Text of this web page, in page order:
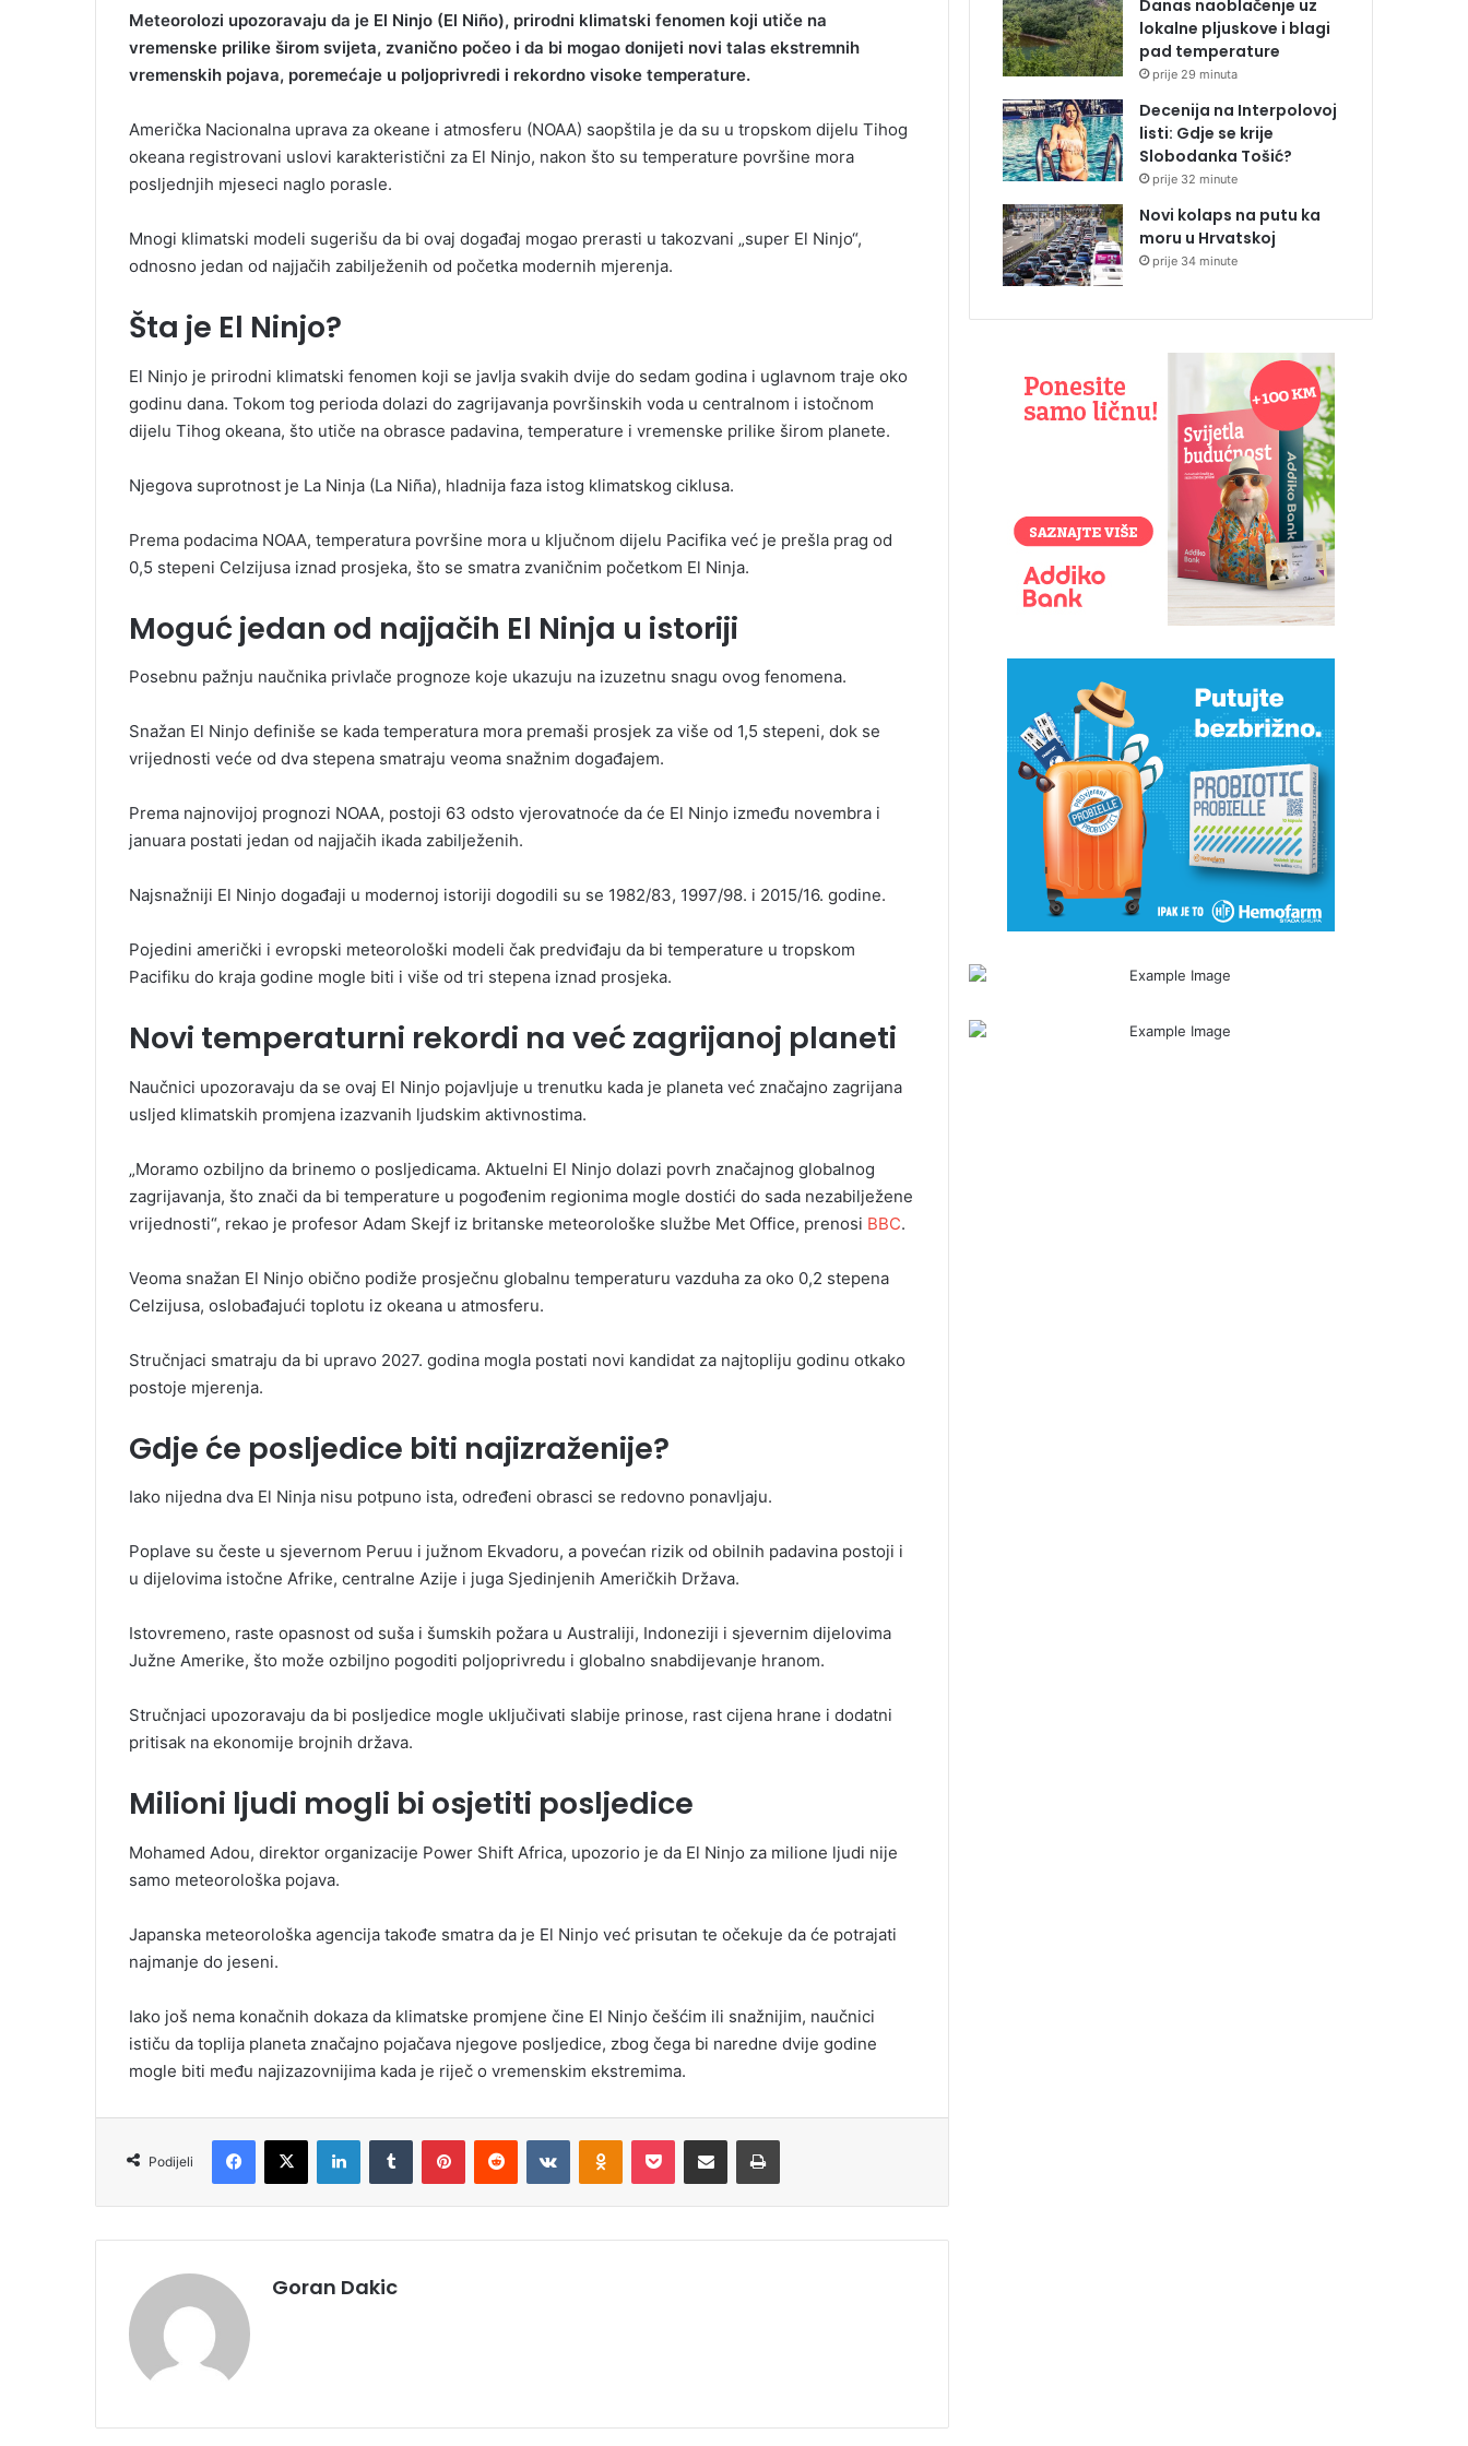
Meteorolozi upozoravaju da je El Ninjo (El Niño), prirodni klimatski fenomen koji utiče na
vremenske prilike širom svijeta, zvanično počeo i da bi mogao donijeti novi talas ekstremnih
vremenskih pojava, poremećaje u poljoprivredi i rekordno visoke temperature.
Američka Nacionalna uprava za okeane i atmosferu (NOAA) saopštila je da su u tropskom dijelu Tihog
okeana registrovani uslovi karakteristični za El Ninjo, nakon što su temperature površine mora
posljednjih mjeseci naglo porasle.
Mnogi klimatski modeli sugerišu da bi ovaj događaj mogao prerasti u takozvani „super El Ninjo“,
odnosno jedan od najjačih zabilježenih od početka modernih mjerenja.
Šta je El Ninjo?
El Ninjo je prirodni klimatski fenomen koji se javlja svakih dvije do sedam godina i uglavnom traje oko
godinu dana. Tokom tog perioda dolazi do zagrijavanja površinskih voda u centralnom i istočnom
dijelu Tihog okeana, što utiče na obrasce padavina, temperature i vremenske prilike širom planete.
Njegova suprotnost je La Ninja (La Niña), hladnija faza istog klimatskog ciklusa.
Prema podacima NOAA, temperatura površine mora u ključnom dijelu Pacifika već je prešla prag od
0,5 stepeni Celzijusa iznad prosjeka, što se smatra zvaničnim početkom El Ninja.
Moguć jedan od najjačih El Ninja u istoriji
Posebnu pažnju naučnika privlače prognoze koje ukazuju na izuzetnu snagu ovog fenomena.
Snažan El Ninjo definiše se kada temperatura mora premaši prosjek za više od 1,5 stepeni, dok se
vrijednosti veće od dva stepena smatraju veoma snažnim događajem.
Prema najnovijoj prognozi NOAA, postoji 63 odsto vjerovatnoće da će El Ninjo između novembra i
januara postati jedan od najjačih ikada zabilježenih.
Najsnažniji El Ninjo događaji u modernoj istoriji dogodili su se 1982/83, 1997/98. i 2015/16. godine.
Pojedini američki i evropski meteorološki modeli čak predviđaju da bi temperature u tropskom
Pacifiku do kraja godine mogle biti i više od tri stepena iznad prosjeka.
Novi temperaturni rekordi na već zagrijanoj planeti
Naučnici upozoravaju da se ovaj El Ninjo pojavljuje u trenutku kada je planeta već značajno zagrijana
usljed klimatskih promjena izazvanih ljudskim aktivnostima.
„Moramo ozbiljno da brinemo o posljedicama. Aktuelni El Ninjo dolazi povrh značajnog globalnog
zagrijavanja, što znači da bi temperature u pogođenim regionima mogle dostići do sada nezabilježene
vrijednosti“, rekao je profesor Adam Skejf iz britanske meteorološke službe Met Office, prenosi BBC.
Veoma snažan El Ninjo obično podiže prosječnu globalnu temperaturu vazduha za oko 0,2 stepena
Celzijusa, oslobađajući toplotu iz okeana u atmosferu.
Stručnjaci smatraju da bi upravo 2027. godina mogla postati novi kandidat za najtopliju godinu otkako
postoje mjerenja.
Gdje će posljedice biti najizraženije?
Iako nijedna dva El Ninja nisu potpuno ista, određeni obrasci se redovno ponavljaju.
Poplave su česte u sjevernom Peruu i južnom Ekvadoru, a povećan rizik od obilnih padavina postoji i
u dijelovima istočne Afrike, centralne Azije i juga Sjedinjenih Američkih Država.
Istovremeno, raste opasnost od suša i šumskih požara u Australiji, Indoneziji i sjevernim dijelovima
Južne Amerike, što može ozbiljno pogoditi poljoprivredu i globalno snabdijevanje hranom.
Stručnjaci upozoravaju da bi posljedice mogle uključivati slabije prinose, rast cijena hrane i dodatni
pritisak na ekonomije brojnih država.
Milioni ljudi mogli bi osjetiti posljedice
Mohamed Adou, direktor organizacije Power Shift Africa, upozorio je da El Ninjo za milione ljudi nije
samo meteorološka pojava.
Japanska meteorološka agencija takođe smatra da je El Ninjo već prisutan te očekuje da će potrajati
najmanje do jeseni.
Iako još nema konačnih dokaza da klimatske promjene čine El Ninjo češćim ili snažnijim, naučnici
ističu da toplija planeta značajno pojačava njegove posljedice, zbog čega bi naredne dvije godine
mogle biti među najizazovnijima kada je riječ o vremenskim ekstremima.
Podijeli
Goran Dakic
Danas naoblačenje uz
lokalne pljuskove i blagi
pad temperature
prije 29 minuta
Decenija na Interpolovoj
listi: Gdje se krije
Slobodanka Tošić?
prije 32 minute
Novi kolaps na putu ka
moru u Hrvatskoj
prije 34 minute